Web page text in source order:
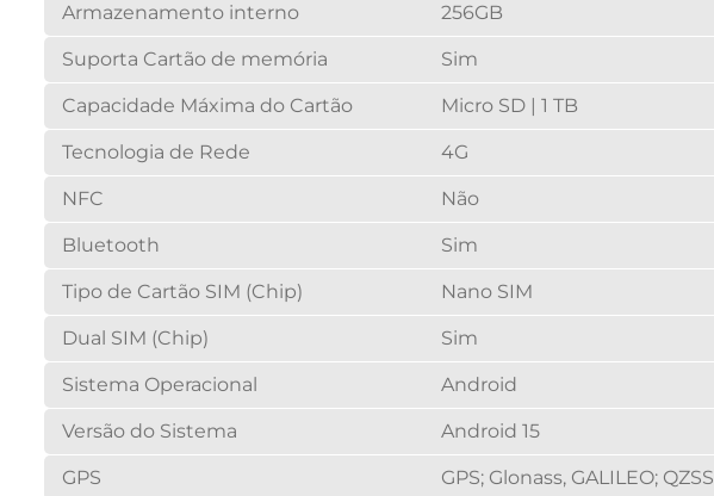
Armazenamento interno 256GB
Suporta Cartão de memória Sim
Capacidade Máxima do Cartão Micro SD | 1 TB
Tecnologia de Rede 4G
NFC Não
Bluetooth Sim
Tipo de Cartão SIM (Chip) Nano SIM
Dual SIM (Chip) Sim
Sistema Operacional Android
Versão do Sistema Android 15
GPS GPS; Glonass, GALILEO; QZSS